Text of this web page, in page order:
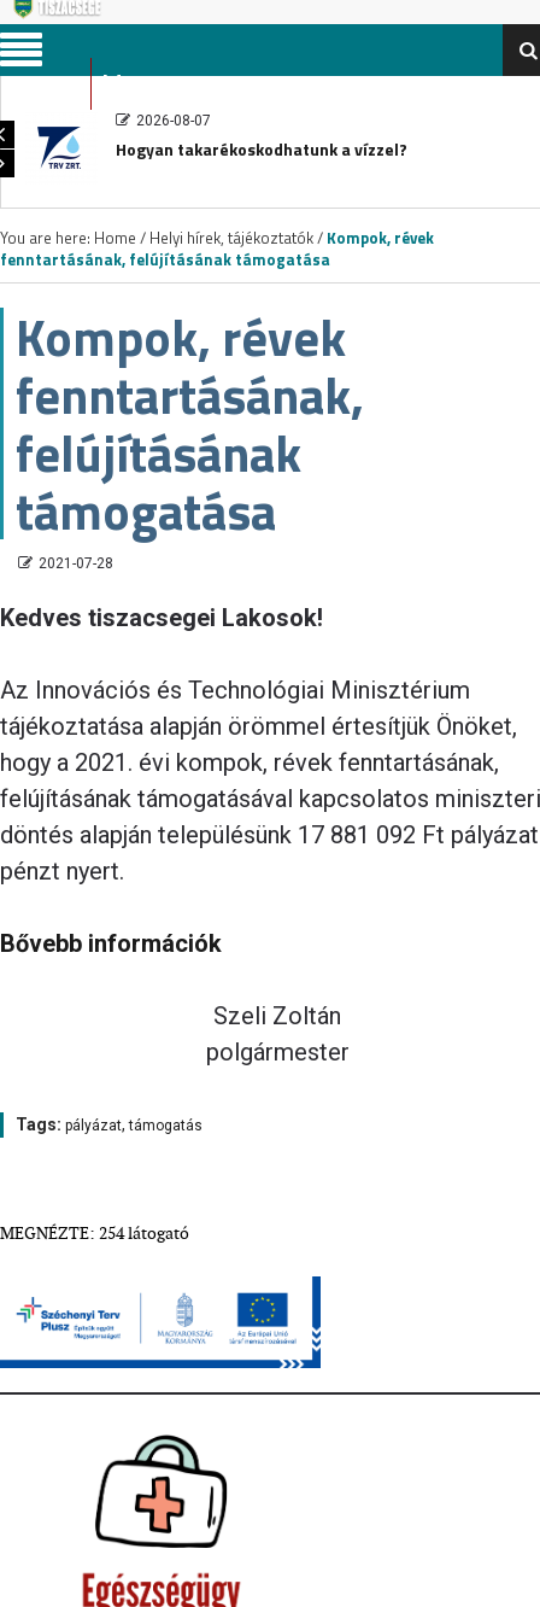
Menu
2026-08-07
Hogyan takarékoskodhatunk a vízzel?
You are here: Home / Helyi hírek, tájékoztatók/ Kompok, révek
fenntartásának, felújításának támogatása
Kompok, révek
fenntartásának,
felújításának
támogatása
2021-07-28
Kedves tiszacsegei Lakosok!
Az Innovációs és Technológiai Minisztérium
tájékoztatása alapján örömmel értesítjük Önöket,
hogy a 2021. évi kompok, révek fenntartásának,
felújításának támogatásával kapcsolatos miniszteri
döntés alapján településünk 17 881 092 Ft
pénzt nyert.
Bővebb információk
Szeli Zoltán
polgármester
Tags: pályázat,támogatás
MEGNÉZTE: 254 látogató